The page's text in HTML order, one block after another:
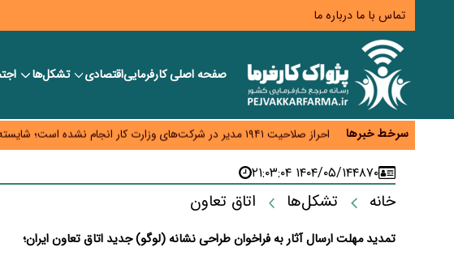
تماس با ما درباره ما
صفحه اصلیکارفرماییاقتصادی تشکل‌ها
سرخط خبرها
رسانه تخصصی باید مطالبه‌گری، دقت و استقلال را سرلوحه کار خود قرار دهد
احراز صلاحیت ۱۹۴۱ مدیر در شرکت‌های وزارت کار انجام نشده است؛ شایسته‌سالاری زیر فشار؟
صادرات محصولات آب‌بر در اوج خشکسالی؛ تراز تجاری به چه قیمتی؟
موبایل گران می‌شود؟ هزینه واردات ۱۰ برابر شد، ثبت سفارش همچنان متوقف است
کارخانه‌ها ایستادند؛ تولیدکنندگان همچنان زیر فشار خسارت و تأمین مواد
۴۸۷۰۱۴۰۴/۰۵/۱۴ ۲۱:۰۳:۰۴
خانه تشکل‌ها اتاق تعاون
تمدید مهلت ارسال آثار به فراخوان طراحی نشانه (لوگو) جدید اتاق تعاون ایران؛